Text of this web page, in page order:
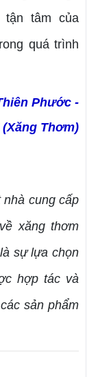
tận tâm của
quá trình
Phước -
Thơm)
cung cấp
xăng thơm
sự lựa chọn
hợp tác và
sản phẩm